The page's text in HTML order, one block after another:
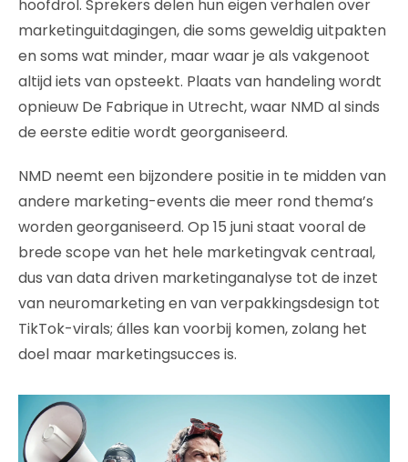
hoofdrol. Sprekers delen hun eigen verhalen over
marketinguitdagingen, die soms geweldig uitpakten
en soms wat minder, maar waar je als vakgenoot
altijd iets van opsteekt. Plaats van handeling wordt
opnieuw De Fabrique in Utrecht, waar NMD al sinds
de eerste editie wordt georganiseerd.
NMD neemt een bijzondere positie in te midden van
andere marketing-events die meer rond thema’s
worden georganiseerd. Op 15 juni staat vooral de
brede scope van het hele marketingvak centraal,
dus van data driven marketinganalyse tot de inzet
van neuromarketing en van verpakkingsdesign tot
TikTok-virals; álles kan voorbij komen, zolang het
doel maar marketingsucces is.